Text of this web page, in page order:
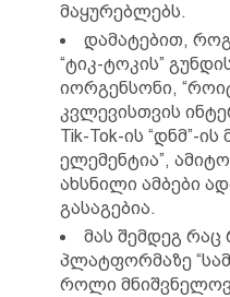
მაყურებლებს.
დამატებით,
“ტიკ-ტოკის”
იორგენსონი,
კვლევისთვის
Tik-Tok-ის “დნმ”-
ელემენტია”,
ახსნილი ამბები
გასაგებია.
მას შემდეგ რაც
პლატფორმაზე
როლი